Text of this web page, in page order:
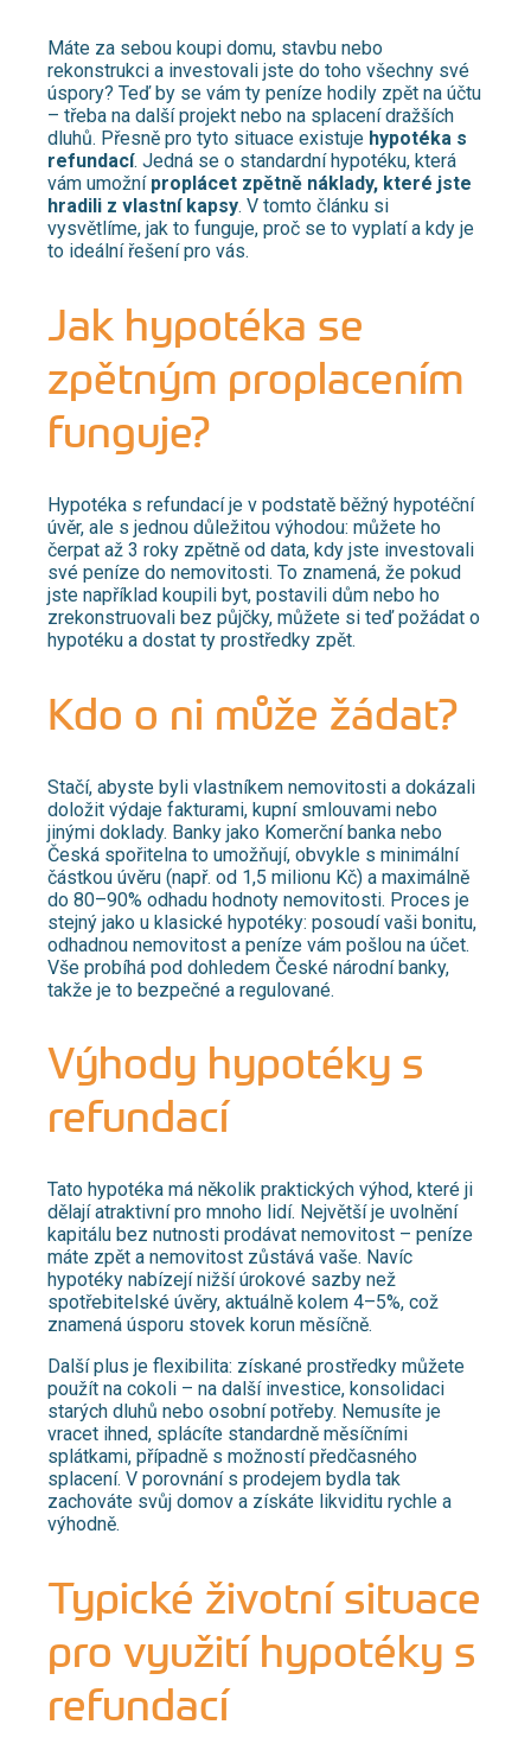
Máte za sebou koupi domu, stavbu nebo
rekonstrukci a investovali jste do toho všechny své
úspory? Teď by se vám ty peníze hodily zpět na účtu
– třeba na další projekt nebo na splacení dražších
dluhů. Přesně pro tyto situace existuje hypotéka s
refundací. Jedná se o standardní hypotéku, která
vám umožní proplácet zpětně náklady, které jste
hradili z vlastní kapsy. V tomto článku si
vysvětlíme, jak to funguje, proč se to vyplatí a kdy je
to ideální řešení pro vás.​
Jak hypotéka se
zpětným proplacením
funguje?
Hypotéka s refundací je v podstatě běžný hypotéční
úvěr, ale s jednou důležitou výhodou: můžete ho
čerpat až 3 roky zpětně od data, kdy jste investovali
své peníze do nemovitosti. To znamená, že pokud
jste například koupili byt, postavili dům nebo ho
zrekonstruovali bez půjčky, můžete si teď požádat o
hypotéku a dostat ty prostředky zpět.
Kdo o ni může žádat?
Stačí, abyste byli vlastníkem nemovitosti a dokázali
doložit výdaje fakturami, kupní smlouvami nebo
jinými doklady. Banky jako Komerční banka nebo
Česká spořitelna to umožňují, obvykle s minimální
částkou úvěru (např. od 1,5 milionu Kč) a maximálně
do 80–90% odhadu hodnoty nemovitosti. Proces je
stejný jako u klasické hypotéky: posoudí vaši bonitu,
odhadnou nemovitost a peníze vám pošlou na účet.
Vše probíhá pod dohledem České národní banky,
takže je to bezpečné a regulované.​
Výhody hypotéky s
refundací
Tato hypotéka má několik praktických výhod, které ji
dělají atraktivní pro mnoho lidí. Největší je uvolnění
kapitálu bez nutnosti prodávat nemovitost – peníze
máte zpět a nemovitost zůstává vaše. Navíc
hypotéky nabízejí nižší úrokové sazby než
spotřebitelské úvěry, aktuálně kolem 4–5%, což
znamená úsporu stovek korun měsíčně.
Další plus je flexibilita: získané prostředky můžete
použít na cokoli – na další investice, konsolidaci
starých dluhů nebo osobní potřeby. Nemusíte je
vracet ihned, splácíte standardně měsíčními
splátkami, případně s možností předčasného
splacení. V porovnání s prodejem bydla tak
zachováte svůj domov a získáte likviditu rychle a
výhodně.​
Typické životní situace
pro využití hypotéky s
refundací